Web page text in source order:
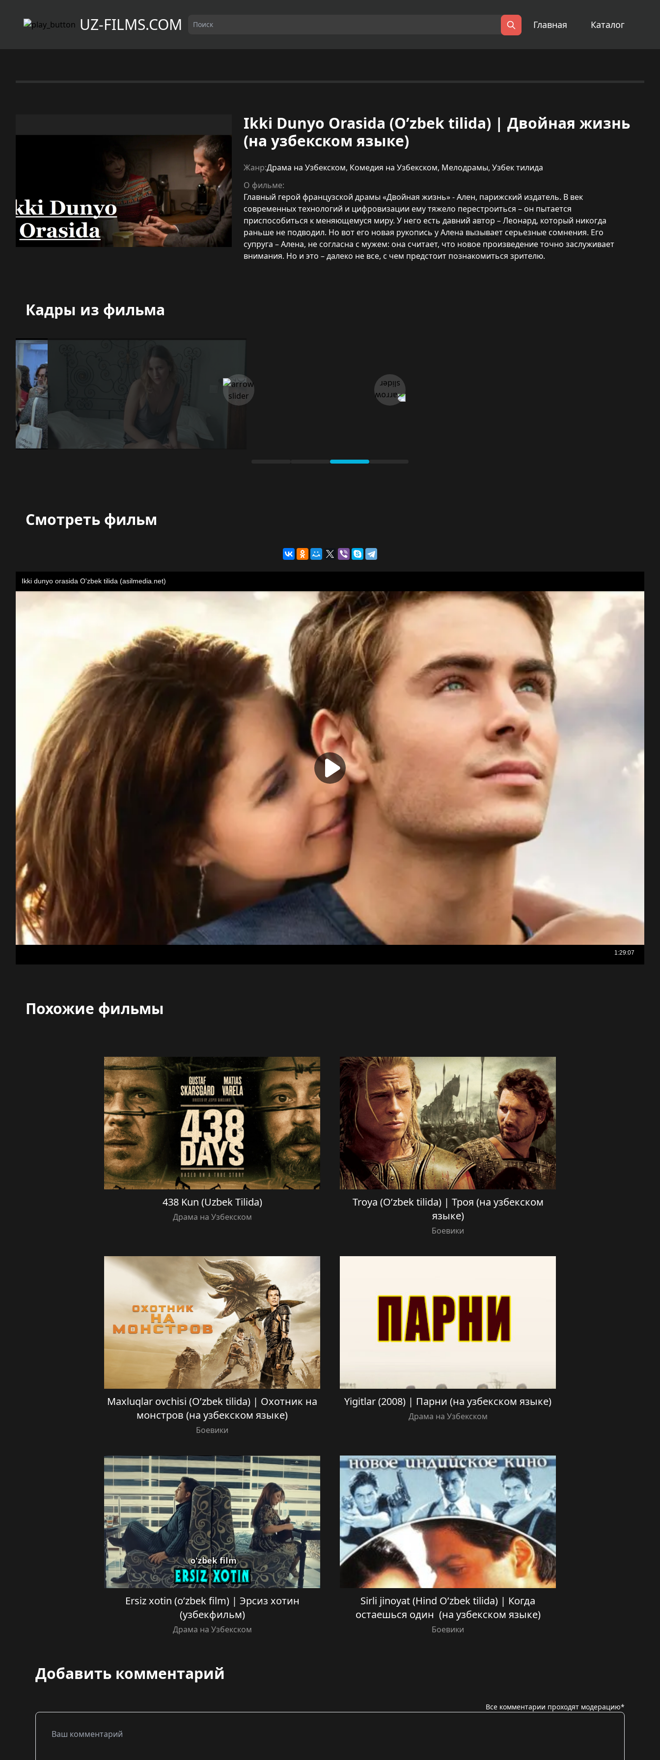
UZ-FILMS.COM Поиск
Главная Каталог
Ikki Dunyo Orasida (O’zbek tilida) | Двойная жизнь
(на узбекском языке)
Жанр:Драма на Узбекском, Комедия на Узбекском, Мелодрамы, Узбек тилида
О фильме:
Главный герой французской драмы «Двойная жизнь» - Ален, парижский издатель. В век
современных технологий и цифровизации ему тяжело перестроиться – он пытается
приспособиться к меняющемуся миру. У него есть давний автор – Леонард, который никогда
раньше не подводил. Но вот его новая рукопись у Алена вызывает серьезные сомнения. Его
супруга – Алена, не согласна с мужем: она считает, что новое произведение точно заслуживает
внимания. Но и это – далеко не все, с чем предстоит познакомиться зрителю.
Кадры из фильма
Смотреть фильм
Похожие фильмы
438 Kun (Uzbek Tilida)
Драма на Узбекском
Troya (O’zbek tilida) | Троя (на узбекском
языке)
Боевики
Maxluqlar ovchisi (O’zbek tilida) | Охотник на
монстров (на узбекском языке)
Боевики
Yigitlar (2008) | Парни (на узбекском языке)
Драма на Узбекском
Ersiz xotin (o’zbek film) | Эрсиз хотин
(узбекфильм)
Драма на Узбекском
Sirli jinoyat (Hind O’zbek tilida) | Когда
остаешься один (на узбекском языке)
Боевики
Добавить комментарий
Все комментарии проходят модерацию*